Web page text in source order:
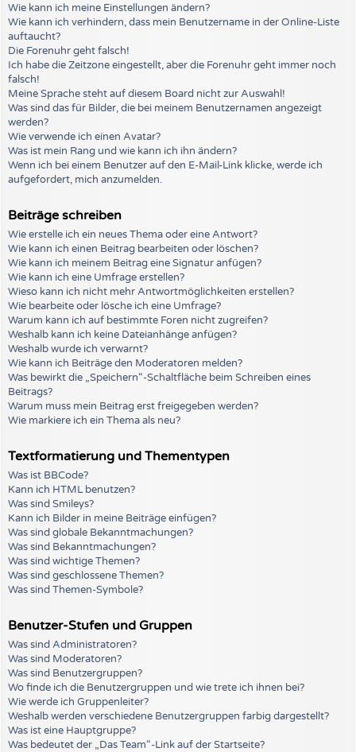
Wie kann ich meine Einstellungen ändern?
Wie kann ich verhindern, dass mein Benutzername in der Online-Liste
auftaucht?
Die Forenuhr geht falsch!
Ich habe die Zeitzone eingestellt, aber die Forenuhr geht immer noch
falsch!
Meine Sprache steht auf diesem Board nicht zur Auswahl!
Was sind das für Bilder, die bei meinem Benutzernamen angezeigt
werden?
Wie verwende ich einen Avatar?
Was ist mein Rang und wie kann ich ihn ändern?
Wenn ich bei einem Benutzer auf den E-Mail-Link klicke, werde ich
aufgefordert, mich anzumelden.
Beiträge schreiben
Wie erstelle ich ein neues Thema oder eine Antwort?
Wie kann ich einen Beitrag bearbeiten oder löschen?
Wie kann ich meinem Beitrag eine Signatur anfügen?
Wie kann ich eine Umfrage erstellen?
Wieso kann ich nicht mehr Antwortmöglichkeiten erstellen?
Wie bearbeite oder lösche ich eine Umfrage?
Warum kann ich auf bestimmte Foren nicht zugreifen?
Weshalb kann ich keine Dateianhänge anfügen?
Weshalb wurde ich verwarnt?
Wie kann ich Beiträge den Moderatoren melden?
Was bewirkt die „Speichern“-Schaltfläche beim Schreiben eines
Beitrags?
Warum muss mein Beitrag erst freigegeben werden?
Wie markiere ich ein Thema als neu?
Textformatierung und Thementypen
Was ist BBCode?
Kann ich HTML benutzen?
Was sind Smileys?
Kann ich Bilder in meine Beiträge einfügen?
Was sind globale Bekanntmachungen?
Was sind Bekanntmachungen?
Was sind wichtige Themen?
Was sind geschlossene Themen?
Was sind Themen-Symbole?
Benutzer-Stufen und Gruppen
Was sind Administratoren?
Was sind Moderatoren?
Was sind Benutzergruppen?
Wo finde ich die Benutzergruppen und wie trete ich ihnen bei?
Wie werde ich Gruppenleiter?
Weshalb werden verschiedene Benutzergruppen farbig dargestellt?
Was ist eine Hauptgruppe?
Was bedeutet der „Das Team“-Link auf der Startseite?